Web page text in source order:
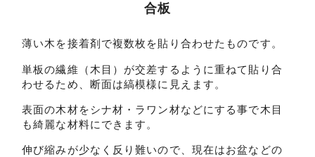
合板
薄い木を接着剤で複数枚を貼り合わせたものです。
単板の繊維（木目）が交差するように重ねて貼り合
わせるため、断面は縞模様に見えます。
表面の木材をシナ材・ラワン材などにする事で木目
も綺麗な材料にできます。
伸び縮みが少なく反り難いので、現在はお盆などの